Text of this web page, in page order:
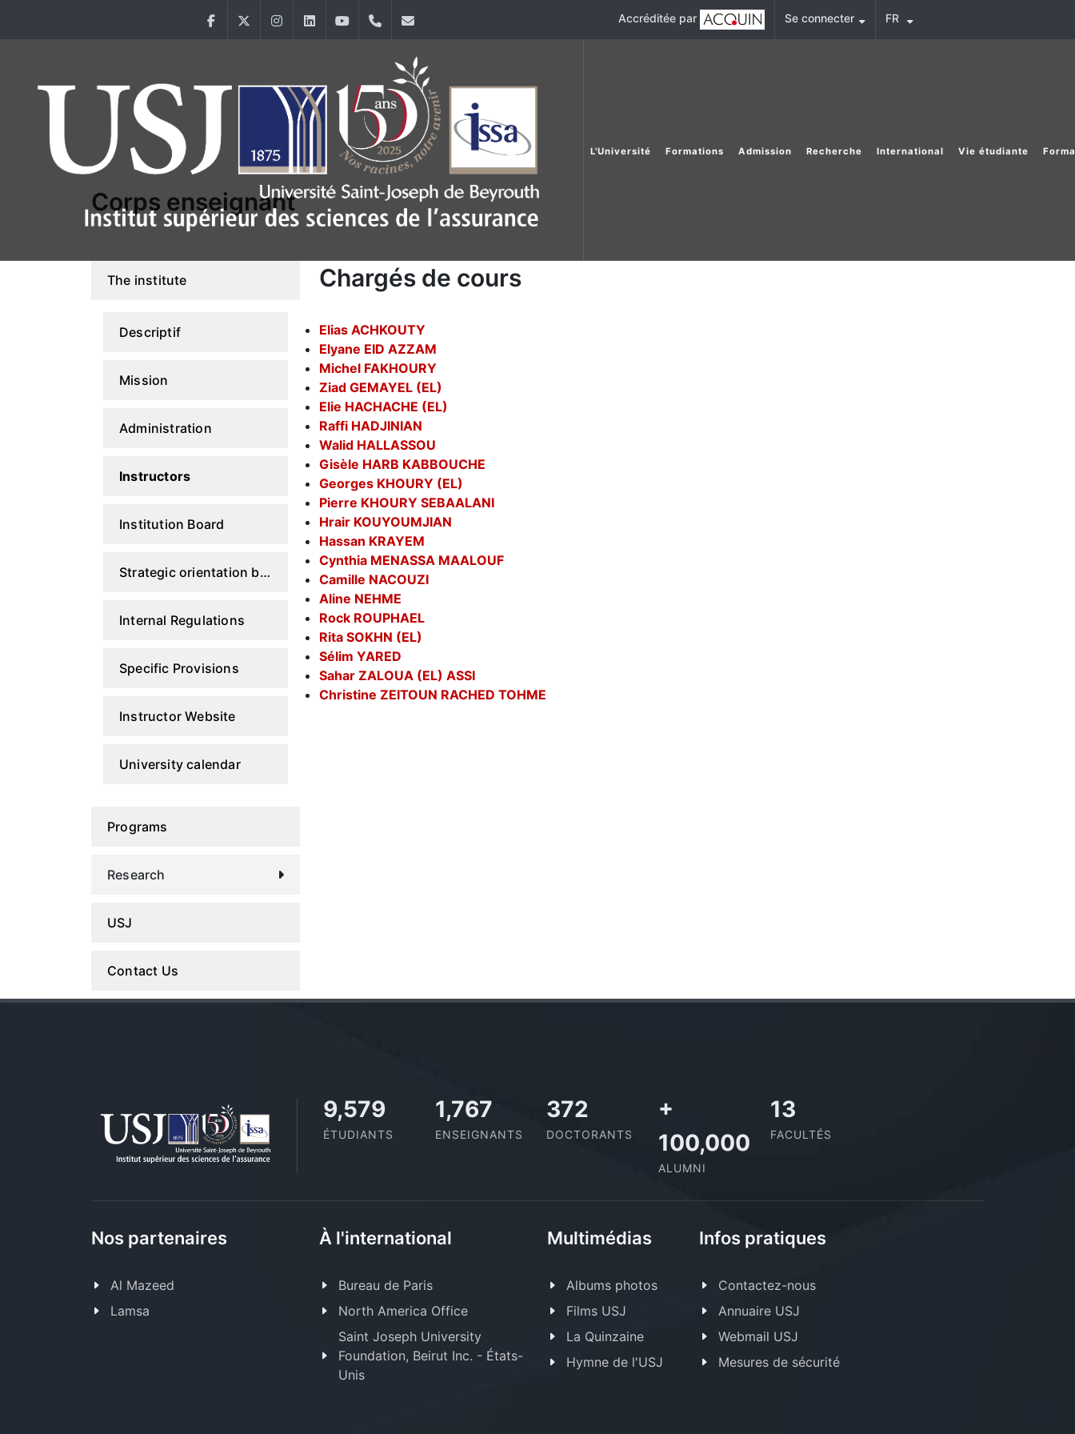
FacebookTwitter InstagramLinkedInYouTube+9611421000 Accréditée par Se connecter FR
L'Université Formations Admission Recherche International Vie étudiante
Corps enseignant
The institute
Descriptif
Mission
Administration
Instructors
Institution Board
Strategic orientation board
Internal Regulations
Specific Provisions
Instructor Website
University calendar
Programs
Research
USJ
Contact Us
Chargés de cours
Elias ACHKOUTY
Elyane EID AZZAM
Michel FAKHOURY
Ziad GEMAYEL (EL)
Elie HACHACHE (EL)
Raffi HADJINIAN
Walid HALLASSOU
Gisèle HARB KABBOUCHE
Georges KHOURY (EL)
Pierre KHOURY SEBAALANI
Hrair KOUYOUMJIAN
Hassan KRAYEM
Cynthia MENASSA MAALOUF
Camille NACOUZI
Aline NEHME
Rock ROUPHAEL
Rita SOKHN (EL)
Sélim YARED
Sahar ZALOUA (EL) ASSI
Christine ZEITOUN RACHED TOHME
11,124
ÉTUDIANTS
2,052
ENSEIGNANTS
432
DOCTORANTS
+
100,000
ALUMNI
13
FACULTÉS
Nos partenaires
Al Mazeed
Lamsa
À l'international
Bureau de Paris
North America Office
Saint Joseph University
Foundation, Beirut Inc. - États-
Unis
Multimédias
Albums photos
Films USJ
La Quinzaine
Hymne de l'USJ
Infos pratiques
Contactez-nous
Annuaire USJ
Webmail USJ
Mesures de sécurité